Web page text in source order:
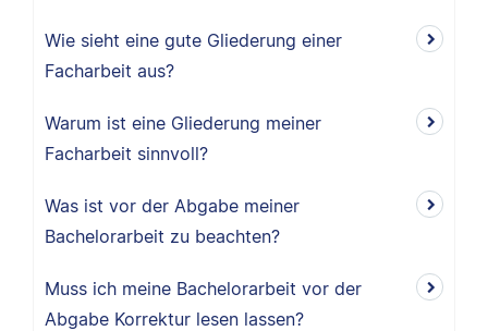
Wie sieht eine gute Gliederung einer
Facharbeit aus?
Warum ist eine Gliederung meiner
Facharbeit sinnvoll?
Was ist vor der Abgabe meiner
Bachelorarbeit zu beachten?
Muss ich meine Bachelorarbeit vor der
Abgabe Korrektur lesen lassen?